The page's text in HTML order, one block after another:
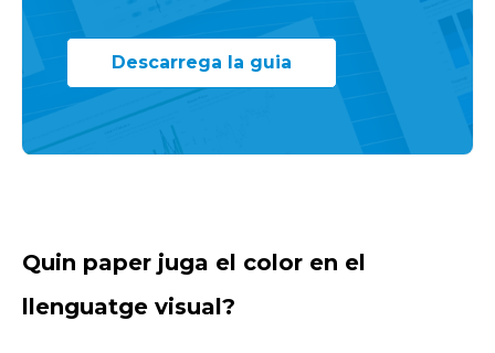
Descarrega la guia
Quin paper juga el color en el
llenguatge visual?